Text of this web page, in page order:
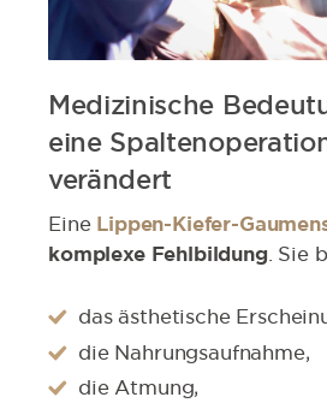
Medizinische
eine
verändert
Eine Lippen-Kiefer-
komplexe Fehlbildung. Sie
das ästhetische
die Nahrungsaufnahme,
die Atmung,